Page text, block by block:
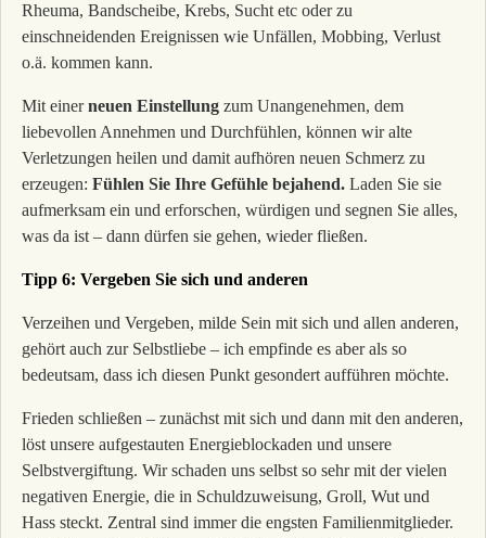
Rheuma, Bandscheibe, Krebs, Sucht etc oder zu
einschneidenden Ereignissen wie Unfällen, Mobbing, Verlust
o.ä. kommen kann.
Mit einerneuen Einstellungzum Unangenehmen, dem
liebevollen Annehmen und Durchfühlen, können wir alte
Verletzungen heilen und damit aufhören neuen Schmerz zu
erzeugen: Fühlen Sie Ihre Gefühle bejahend. Laden Sie sie
aufmerksam ein und erforschen, würdigen und segnen Sie alles,
was da ist – dann dürfen sie gehen, wieder fließen.
Tipp 6: Vergeben Sie sich und anderen
Verzeihen und Vergeben, milde Sein mit sich und allen anderen,
gehört auch zur Selbstliebe – ich empfinde es aber als so
bedeutsam, dass ich diesen Punkt gesondert aufführen möchte.
Frieden schließen – zunächst mit sich und dann mit den anderen,
löst unsere aufgestauten Energieblockaden und unsere
Selbstvergiftung. Wir schaden uns selbst so sehr mit der vielen
negativen Energie, die in Schuldzuweisung, Groll, Wut und
Hass steckt. Zentral sind immer die engsten Familienmitglieder.